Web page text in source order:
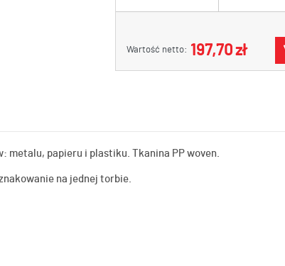
Wartość netto: 197,70 zł
metalu, papieru i plastiku. Tkanina PP woven.
na jednej torbie.